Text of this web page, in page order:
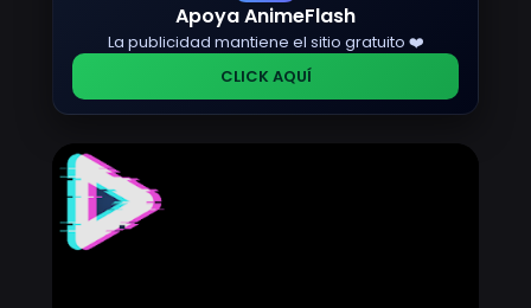
Apoya AnimeFlash
La publicidad mantiene el sitio gratuito ❤️
CLICK AQUÍ